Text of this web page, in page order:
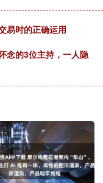
易时的正确运用
念的3位主持，一人隐